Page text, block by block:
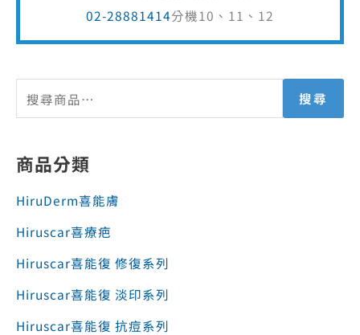
商品分類
Hiruscar喜療疤
Hiruscar喜能復 修復系列
Hiruscar喜能復 淡印系列
Hiruscar喜能復 抗痘系列
商品標籤